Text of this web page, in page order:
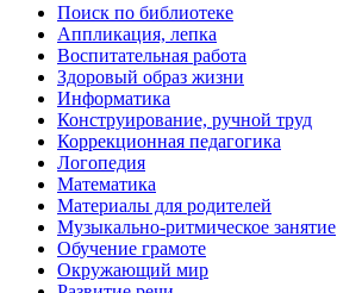
Поиск по библиотеке
Аппликация, лепка
Воспитательная работа
Здоровый образ жизни
Информатика
Конструирование, ручной труд
Коррекционная педагогика
Логопедия
Математика
Материалы для родителей
Музыкально-ритмическое занятие
Обучение грамоте
Окружающий мир